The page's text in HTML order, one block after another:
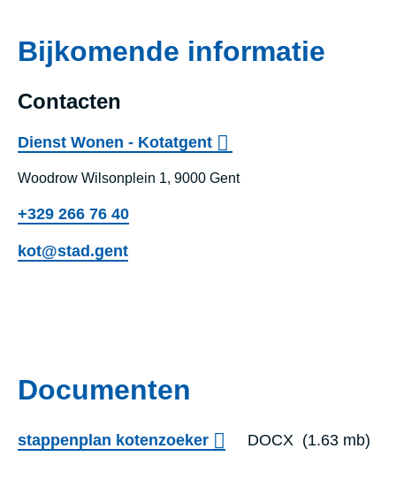
Bijkomende informatie
Contacten
Dienst Wonen - Kotatgent
Woodrow Wilsonplein 1, 9000 Gent
+329 266 76 40
kot@stad.gent
Documenten
stappenplan kotenzoeker DOCX (1.63 mb)